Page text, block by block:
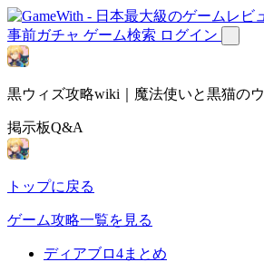
事前ガチャ ゲーム検索 ログイン
黒ウィズ攻略wiki｜魔法使いと黒猫の
掲示板Q&A
トップに戻る
ゲーム攻略一覧を見る
ディアブロ4まとめ